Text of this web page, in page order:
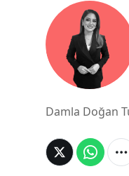
Damla Doğan